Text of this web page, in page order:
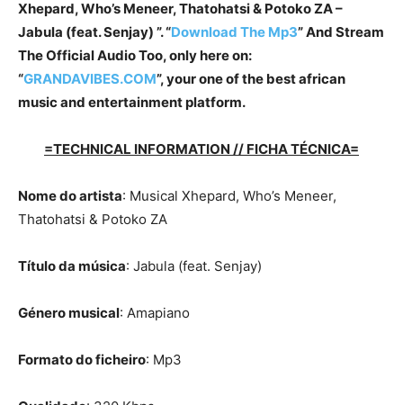
Xhepard, Who’s Meneer, Thatohatsi & Potoko ZA –
Jabula (feat. Senjay) ”. “Download The Mp3”And Stream
The Official Audio Too, only here on:
“GRANDAVIBES.COM”, your one of the best african
music and entertainment platform.
=TECHNICAL INFORMATION // FICHA TÉCNICA=
Nome do artista: Musical Xhepard, Who’s Meneer,
Thatohatsi & Potoko ZA
Título da música: Jabula (feat. Senjay)
Género musical: Amapiano
Formato do ficheiro: Mp3